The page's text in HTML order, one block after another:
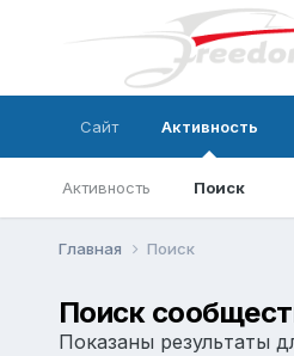
Сайт Активность
Активность Поиск
Главная Поиск
Поиск
Показаны результаты